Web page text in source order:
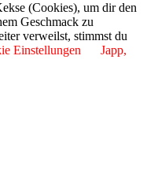
(Cookies), um dir den
Geschmack zu
verweilst, stimmst du
Einstellungen
Japp,